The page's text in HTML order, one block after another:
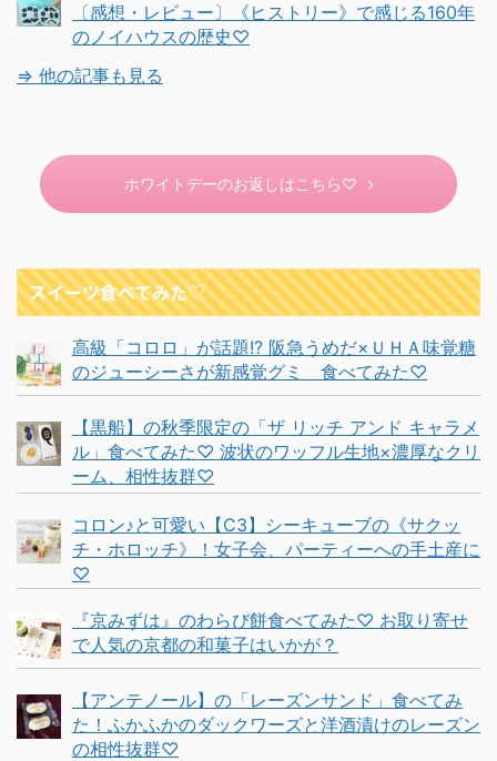
〔感想・レビュー〕《ヒストリー》で感じる160年
のノイハウスの歴史♡
⇒ 他の記事も見る
ホワイトデーのお返しはこちら♡
スイーツ食べてみた♡
高級「コロロ」が話題!? 阪急うめだ×ＵＨＡ味覚糖
のジューシーさが新感覚グミ 食べてみた♡
【黒船】の秋季限定の「ザ リッチ アンド キャラメ
ル」食べてみた♡ 波状のワッフル生地×濃厚なクリ
ーム、相性抜群♡
コロン♪と可愛い【C3】シーキューブの《サクッ
チ・ホロッチ》！女子会、パーティーへの手土産に
♡
『京みずは』のわらび餅食べてみた♡ お取り寄せ
で人気の京都の和菓子はいかが？
【アンテノール】の「レーズンサンド」食べてみ
た！ふかふかのダックワーズと洋酒漬けのレーズン
の相性抜群♡